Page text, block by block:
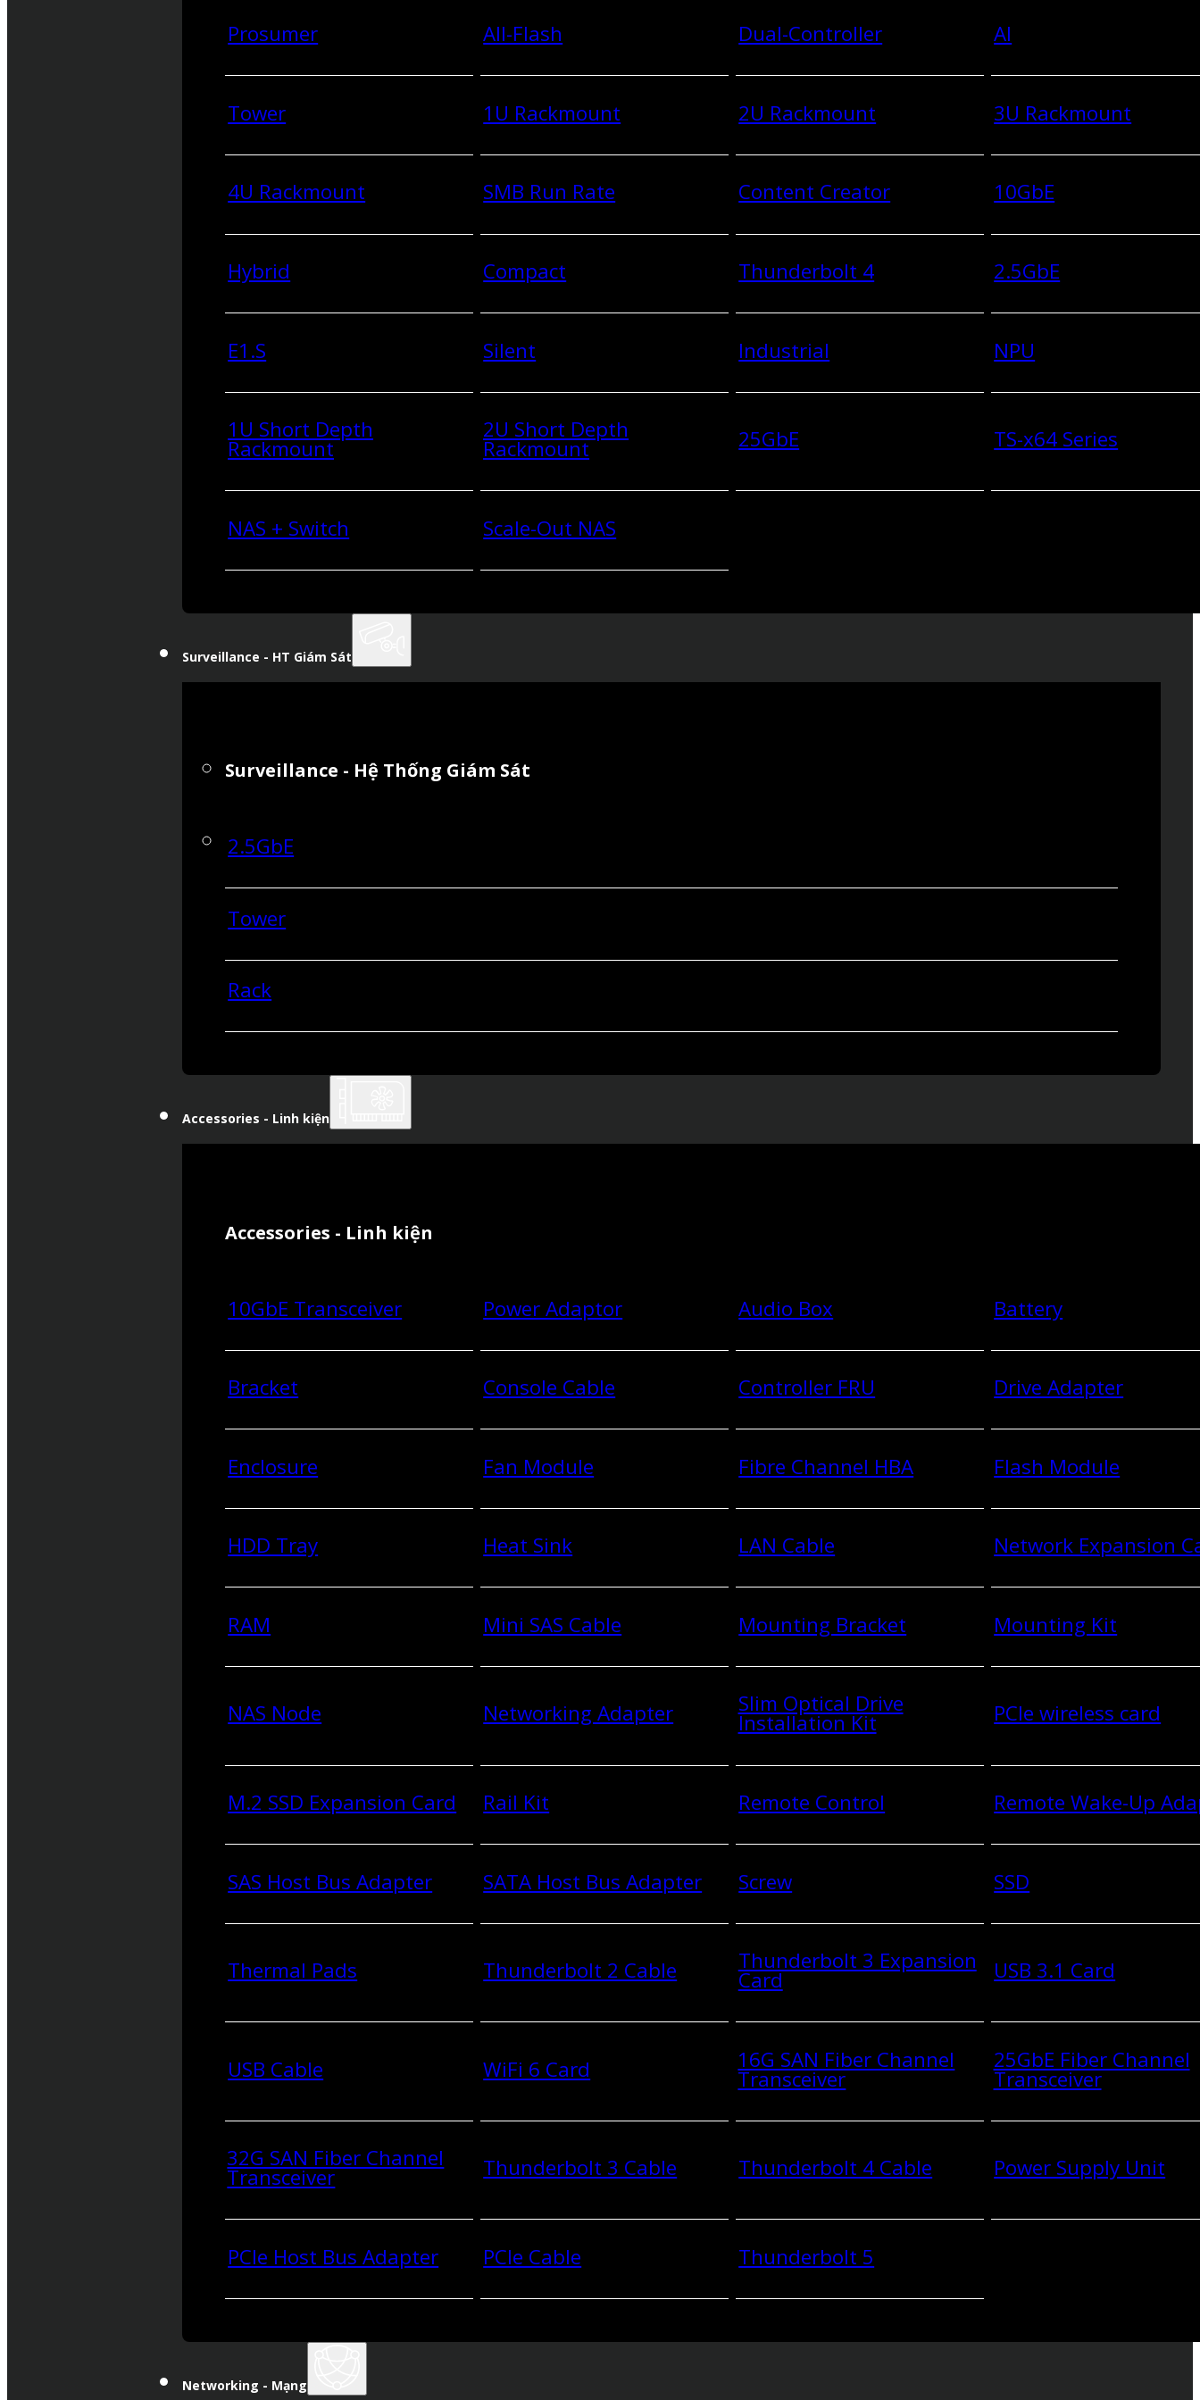
Prosumer All-Flash Dual-Controller AI
Tower 1U Rackmount 2U Rackmount 3U Rackmount
4U Rackmount SMB Run Rate Content Creator 10GbE
Hybrid Compact Thunderbolt 4 2.5GbE
E1.S Silent Industrial NPU
1U Short Depth
Rackmount
2U Short Depth
Rackmount 25GbE TS-x64 Series
NAS + Switch Scale-Out NAS
Surveillance - HT Giám Sát
Surveillance - Hệ Thống Giám Sát
2.5GbE
Tower
Rack
Accessories - Linh kiện
Accessories - Linh kiện
10GbE Transceiver Power Adaptor Audio Box Battery
Bracket Console Cable Controller FRU Drive Adapter
Enclosure Fan Module Fibre Channel HBA Flash Module
HDD Tray Heat Sink LAN Cable Network Expansion
RAM Mini SAS Cable Mounting Bracket Mounting Kit
NAS Node Networking Adapter Slim Optical Drive
Installation Kit PCIe wireless card
M.2 SSD Expansion Card Rail Kit Remote Control Remote Wake-Up
SAS Host Bus Adapter SATA Host Bus Adapter Screw SSD
Thermal Pads Thunderbolt 2 Cable Thunderbolt 3 Expansion
Card USB 3.1 Card
USB Cable WiFi 6 Card 16G SAN Fiber Channel
Transceiver
25GbE Fiber Channel
Transceiver
32G SAN Fiber Channel
Transceiver Thunderbolt 3 Cable Thunderbolt 4 Cable Power Supply Unit
PCIe Host Bus Adapter PCIe Cable Thunderbolt 5
Networking - Mạng